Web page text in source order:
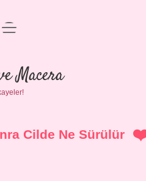
Politikası
Uyarı
menüyü
Macera
Cilde Ne Sürülür